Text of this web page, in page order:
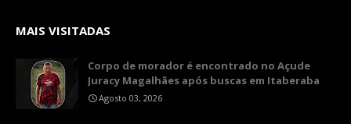
MAIS VISITADAS
Corpo de morador é encontrado no Açude
Juracy Magalhães após buscas em Itaberaba
Agosto 03, 2026